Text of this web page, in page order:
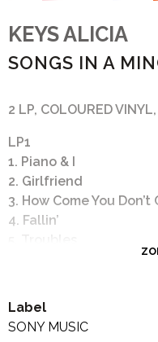
KEYS ALICIA
SONGS IN A
2 LP, COLOURED
LP1
1. Piano & I
2. Girlfriend
3. How Come You Don’t
4. Fallin’
8. Jane Doe
9. Goodbye
Label
SONY MUSIC